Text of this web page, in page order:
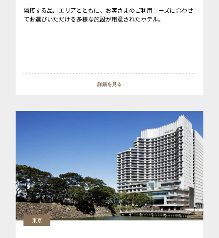
隣接する品川エリアとともに、お客さまのご利用ニーズに合わせ
てお選びいただける多様な施設が用意されたホテル。
詳細を見る
東京